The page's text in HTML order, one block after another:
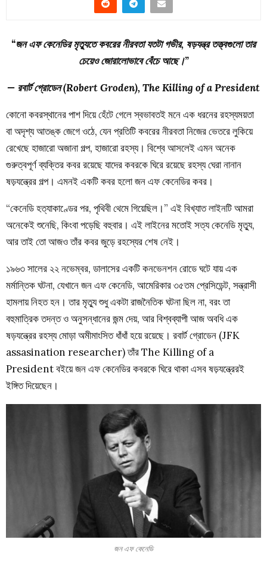
“জন এফ কেনেডির মৃত্যুতে কবরের নীরবতা যতটা গভীর, ষড়যন্ত্র তত্ত্বগুলো তার
চেয়েও জোরালোভাবে বেঁচে আছে।”
— রবার্ট গ্রোডেন (Robert Groden), The Killing of a President
কোনো কবরস্থানের পাশ দিয়ে হেঁটে গেলে স্বভাবতই মনে এক ধরনের রহস্যময়তা
বা অদৃশ্য আতঙ্ক জেগে ওঠে, যেন প্রতিটি কবরের নীরবতা নিজের ভেতরে লুকিয়ে
রেখেছে হাজারো অজানা গল্প, হাজারো রহস্য। বিশ্বে আসলেই এমন অনেক
গুরুত্বপূর্ণ ব্যক্তির কবর রয়েছে যাদের কবরকে ঘিরে রয়েছে রহস্য ঘেরা নানান
ষড়যন্ত্রের গল্প। এমনই একটি কবর হলো জন এফ কেনেডির কবর।
“কেনেডি হত্যাকাণ্ডের পর, পৃথিবী থেমে গিয়েছিল।” এই বিখ্যাত লাইনটি আমরা
অনেকেই শুনেছি, কিংবা পড়েছি বহুবার। এই লাইনের মতোই সত্য কেনেডি মৃত্যু,
আর তাই তো আজও তাঁর কবর জুড়ে রহস্যের শেষ নেই।
১৯৬৩ সালের ২২ নভেম্বর, ডালাসের একটি কনভেনশন রোডে ঘটে যায় এক
মর্মান্তিক ঘটনা, যেখানে জন এফ কেনেডি, আমেরিকার ৩৫তম প্রেসিডেন্ট, সন্ত্রাসী
হামলায় নিহত হন। তার মৃত্যু শুধু একটা রাজনৈতিক ঘটনা ছিল না, বরং তা
বহুমাত্রিক তদন্ত ও অনুসন্ধানের জন্ম দেয়, আর বিশ্বব্যাপী আজ অবধি এক
ষড়যন্ত্রের রহস্য মোড়া অমীমাংসিত ধাঁধাঁ হয়ে রয়েছে। রবার্ট গ্রোডেন (JFK
assasination researcher) তাঁর The Killing of a
President বইয়ে জন এফ কেনেডির কবরকে ঘিরে থাকা এসব ষড়যন্ত্রেরই
ইঙ্গিত দিয়েছেন।
জন এফ কেনেডি